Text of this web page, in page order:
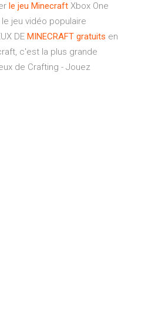
le jeu Minecraft Xbox One
jeu vidéo populaire
DE MINECRAFT gratuits en
c'est la plus grande
de Crafting - Jouez